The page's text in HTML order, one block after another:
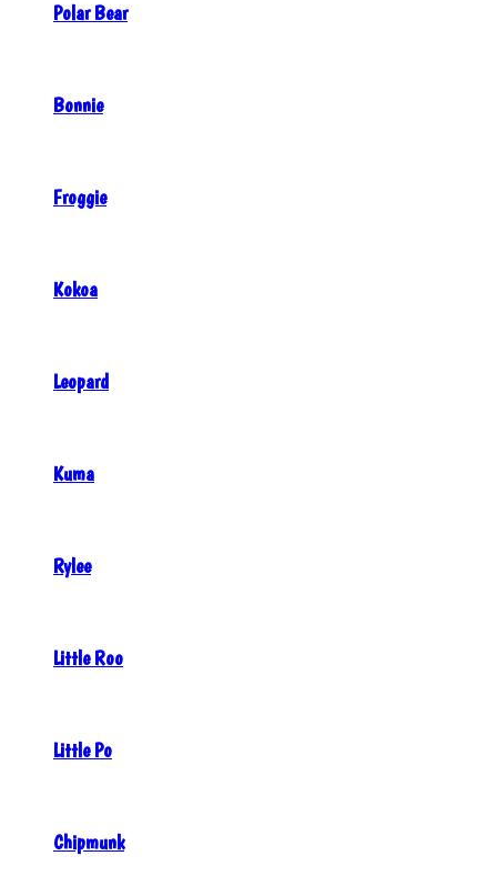
Polar Bear
Bonnie
Froggie
Kokoa
Leopard
Kuma
Rylee
Little Roo
Little Po
Chipmunk